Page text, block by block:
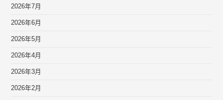
2026年7月
2026年6月
2026年5月
2026年4月
2026年3月
2026年2月